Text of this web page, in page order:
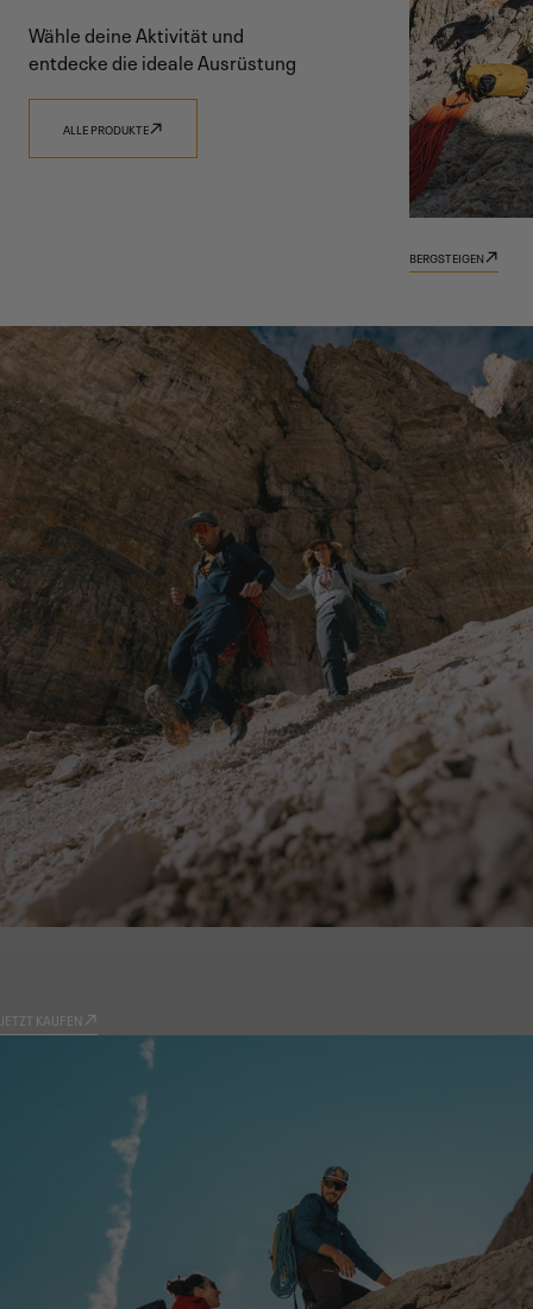
ENTDECKE TRADIZIONE
Wähle deine Aktivität und
entdecke die ideale Ausrüstung
ALLE PRODUKTE
BERGSTEIGEN
JETZT KAUFEN